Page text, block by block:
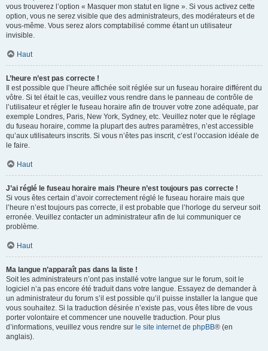
vous trouverez l’option « Masquer mon statut en ligne ». Si vous activez cette
option, vous ne serez visible que des administrateurs, des modérateurs et de
vous-même. Vous serez alors comptabilisé comme étant un utilisateur
invisible.
Haut
L’heure n’est pas correcte !
Il est possible que l’heure affichée soit réglée sur un fuseau horaire différent du
vôtre. Si tel était le cas, veuillez vous rendre dans le panneau de contrôle de
l’utilisateur et régler le fuseau horaire afin de trouver votre zone adéquate, par
exemple Londres, Paris, New York, Sydney, etc. Veuillez noter que le réglage
du fuseau horaire, comme la plupart des autres paramètres, n’est accessible
qu’aux utilisateurs inscrits. Si vous n’êtes pas inscrit, c’est l’occasion idéale de
le faire.
Haut
J’ai réglé le fuseau horaire mais l’heure n’est toujours pas correcte !
Si vous êtes certain d’avoir correctement réglé le fuseau horaire mais que
l’heure n’est toujours pas correcte, il est probable que l’horloge du serveur soit
erronée. Veuillez contacter un administrateur afin de lui communiquer ce
problème.
Haut
Ma langue n’apparaît pas dans la liste !
Soit les administrateurs n’ont pas installé votre langue sur le forum, soit le
logiciel n’a pas encore été traduit dans votre langue. Essayez de demander à
un administrateur du forum s’il est possible qu’il puisse installer la langue que
vous souhaitez. Si la traduction désirée n’existe pas, vous êtes libre de vous
porter volontaire et commencer une nouvelle traduction. Pour plus
d’informations, veuillez vous rendre sur le site internet de phpBB® (en
anglais).